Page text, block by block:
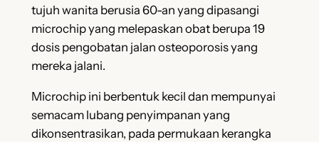
tujuh wanita berusia 60-an yang dipasangi
microchip yang melepaskan obat berupa 19
dosis pengobatan jalan osteoporosis yang
mereka jalani.
Microchip ini berbentuk kecil dan mempunyai
semacam lubang penyimpanan yang
dikonsentrasikan, pada permukaan kerangka